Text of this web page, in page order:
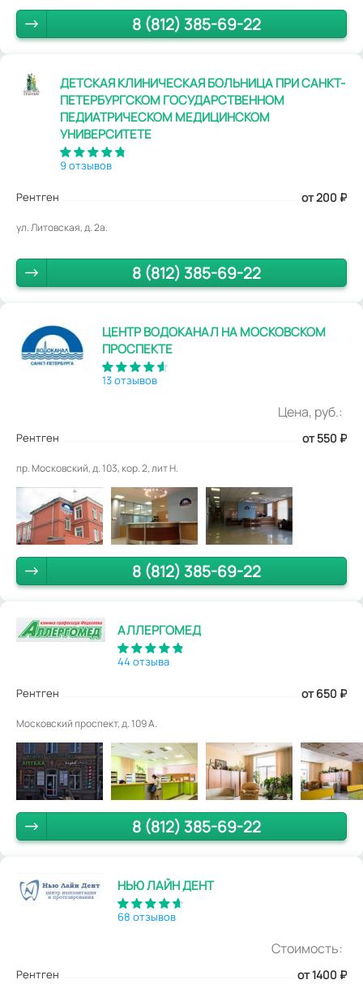
8 (812) 385-69-22
ДЕТСКАЯ КЛИНИЧЕСКАЯ БОЛЬНИЦА ПРИ САНКТ-
ПЕТЕРБУРГСКОМ ГОСУДАРСТВЕННОМ
ПЕДИАТРИЧЕСКОМ МЕДИЦИНСКОМ
УНИВЕРСИТЕТЕ
9 отзывов
Рентген от 200 ₽
ул. Литовская, д. 2а.
8 (812) 385-69-22
ЦЕНТР ВОДОКАНАЛ НА МОСКОВСКОМ
ПРОСПЕКТЕ
13 отзывов
Цена, руб.:
Рентген от 550 ₽
пр. Московский, д. 103, кор. 2, лит Н.
8 (812) 385-69-22
АЛЛЕРГОМЕД
44 отзыва
Рентген от 650 ₽
Московский проспект, д. 109 А.
8 (812) 385-69-22
НЬЮ ЛАЙН ДЕНТ
68 отзывов
Стоимость:
Рентген от 1400 ₽